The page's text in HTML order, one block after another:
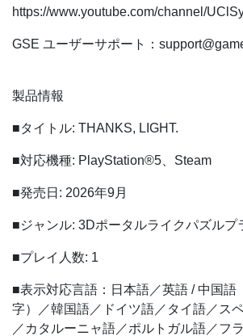
https://www.youtube.com/channel/
GSE ユーザーサポート：
製品情報
■タイトル: THANKS, LIGHT.
■対応機種: PlayStation®5、Steam
■発売日: 2026年9月
■ジャンル: 3Dポータルライクパズルプ
■プレイ人数: 1
■表示対応言語：日本語／英語 / 中国語
字）／韓国語／ドイツ語／タイ語／ス
／カタルーニャ語／ポルトガル語／フ